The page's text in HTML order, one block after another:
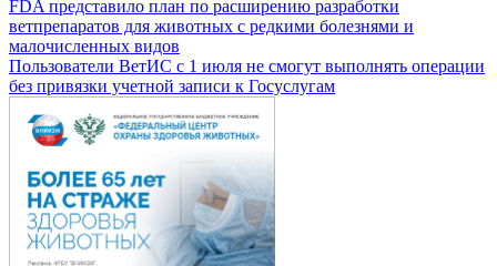
FDA представило план по расширению разработки
ветпрепаратов для животных с редкими болезнями и
малочисленных видов
Пользователи ВетИС с 1 июля не смогут выполнять операции
без привязки учетной записи к Госуслугам